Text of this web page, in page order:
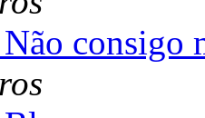
consigo